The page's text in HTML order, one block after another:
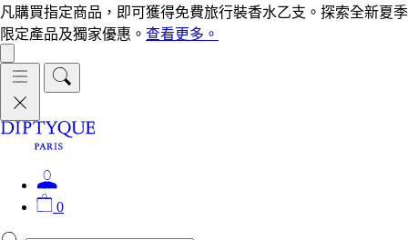
凡購買指定商品，即可獲得免費旅行裝香水乙支。探索全新夏季
限定產品及獨家優惠。 查看更多。
0